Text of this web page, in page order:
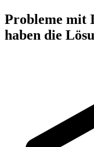
Probleme mit
haben die